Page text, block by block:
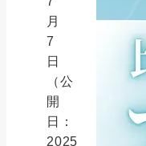
月
7
日
（公
開
日：
2025